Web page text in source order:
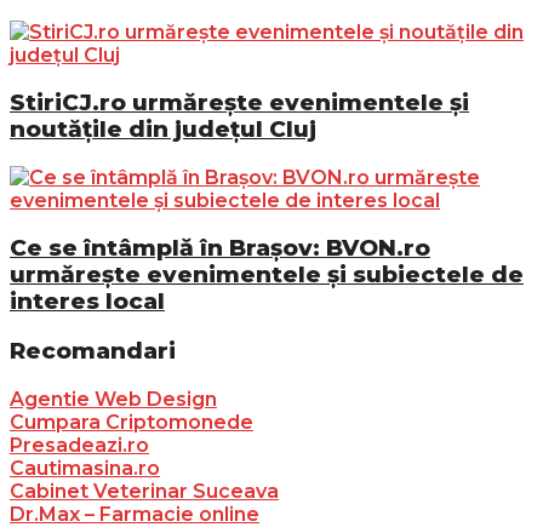
StiriCJ.ro urmărește evenimentele și
noutățile din județul Cluj
Ce se întâmplă în Brașov: BVON.ro
urmărește evenimentele și subiectele de
interes local
Recomandari
Agentie Web Design
Cumpara Criptomonede
Presadeazi.ro
Cautimasina.ro
Cabinet Veterinar Suceava
Dr.Max – Farmacie online